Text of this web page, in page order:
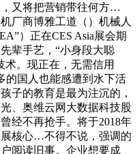
又将把营销带往何方…
厂商博雅工道（）机械人
）正在CES Asia展会期
辈手艺，“小身段大聪
术。现正在，无需信用
的国人也能感遭到水下活
子的教育是最为注沉的，
、奥维云网大数据科技股
经不再抢手。将于2018年
核心…不得不说，强调的
阅读旧事。企业想要成